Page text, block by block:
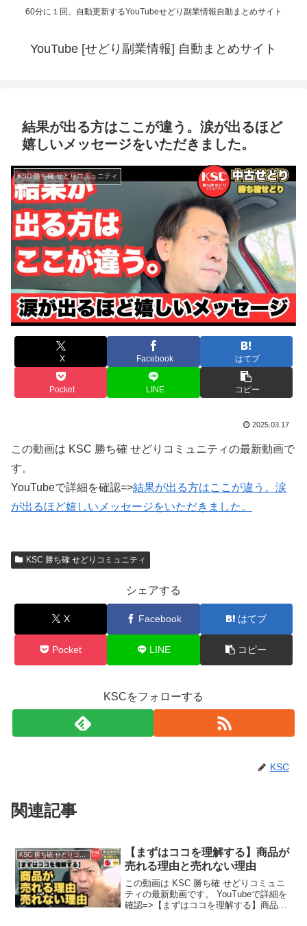
60分に１回、自動更新するYouTubeせどり副業情報自動まとめサイト
YouTube [せどり副業情報] 自動まとめサイト
結果が出る方はここが違う。涙が出るほど
嬉しいメッセージをいただきました。
KSC 勝ち確 せどりコミュニティ
X Facebook はてブ
Pocket LINE コピー
2025.03.17
この動画は KSC 勝ち確 せどりコミュニティの最新動画で
す。
YouTubeで詳細を確認=>結果が出る方はここが違う。涙
が出るほど嬉しいメッセージをいただきました。
KSC 勝ち確 せどりコミュニティ
シェアする
X Facebook はてブ
Pocket LINE コピー
KSCをフォローする
KSC
関連記事
【まずはココを理解する】商品が
売れる理由と売れない理由
この動画は KSC 勝ち確 せどりコミュニ
ティの最新動画です。 YouTubeで詳細を
確認=>【まずはココを理解する】商品が